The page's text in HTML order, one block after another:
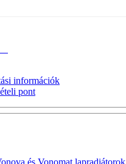
információk
pont
és Vonomat lapradiátorok